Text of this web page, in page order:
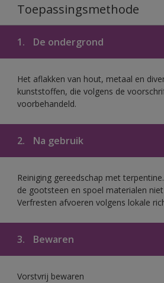
Toepassingsmethode
1. De ondergrond
Het aflakken van hout, metaal en
kunststoffen, die volgens de
voorbehandeld.
2. Na gebruik
Reiniging gereedschap met
de gootsteen en spoel materialen
Verfresten afvoeren volgens lokale
3. Bewaren
Vorstvrij bewaren